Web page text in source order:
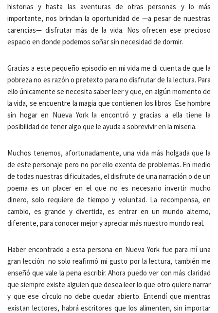
historias y hasta las aventuras de otras personas y lo más
importante, nos brindan la oportunidad de —a pesar de nuestras
carencias— disfrutar más de la vida. Nos ofrecen ese precioso
espacio en donde podemos soñar sin necesidad de dormir.
Gracias a este pequeño episodio en mi vida me di cuenta de que la
pobreza no es razón o pretexto para no disfrutar de la lectura. Para
ello únicamente se necesita saber leer y que, en algún momento de
la vida, se encuentre la magia que contienen los libros. Ese hombre
sin hogar en Nueva York la encontró y gracias a ella tiene la
posibilidad de tener algo que le ayuda a sobrevivir en la miseria.
Muchos tenemos, afortunadamente, una vida más holgada que la
de este personaje pero no por ello exenta de problemas. En medio
de todas nuestras dificultades, el disfrute de una narración o de un
poema es un placer en el que no es necesario invertir mucho
dinero, solo requiere de tiempo y voluntad. La recompensa, en
cambio, es grande y divertida, es entrar en un mundo alterno,
diferente, para conocer mejor y apreciar más nuestro mundo real.
Haber encontrado a esta persona en Nueva York fue para mí una
gran lección: no solo reafirmó mi gusto por la lectura, también me
enseñó que vale la pena escribir. Ahora puedo ver con más claridad
que siempre existe alguien que desea leer lo que otro quiere narrar
y que ese círculo no debe quedar abierto. Entendí que mientras
existan lectores, habrá escritores que los alimenten, sin importar